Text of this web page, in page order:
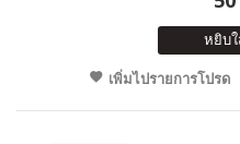
หยิบ
เพิ่มไปรายการโปรด